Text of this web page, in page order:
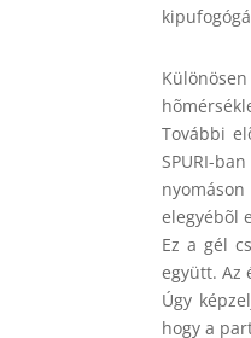
További
SPURI-
elegyébõl
Ez a gél
együtt. Az
Úgy
hogy a